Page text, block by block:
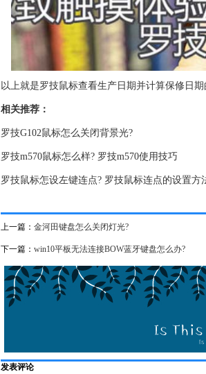
以上就是罗技鼠标查看生产日期并计算保修日
相关推荐：
罗技G102鼠标怎么关闭背景光?
罗技m570鼠标怎么样? 罗技m570使用技巧
罗技鼠标怎设左键连点? 罗技鼠标连点的设置方
上一篇： 金河田键盘怎么关闭灯光?
下一篇： win10平板无法连接BOW蓝牙键盘怎么办?
发表评论